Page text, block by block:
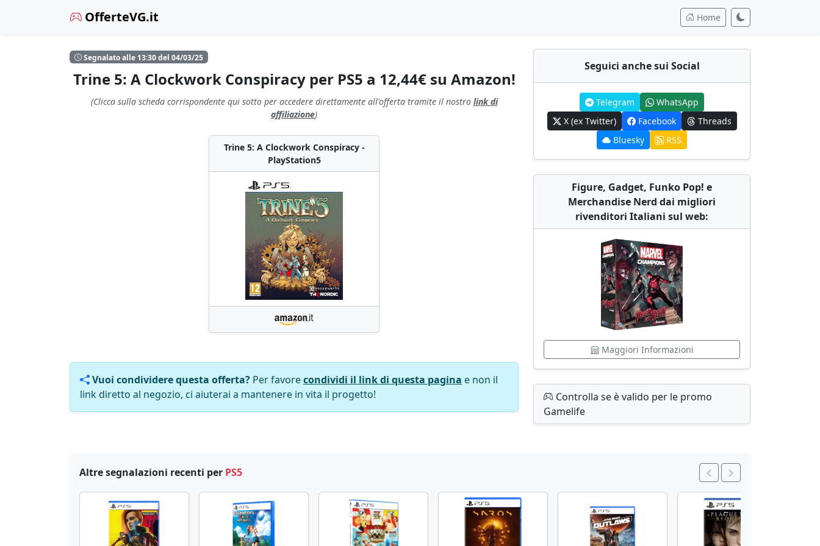
OfferteVG.it Home
Segnalato alle 13:30 del 04/03/25
Trine 5: A Clockwork Conspiracy per PS5 a 12,44€ su Amazon!
(Clicca sulla scheda corrispondente qui sotto per accedere direttamente all'offerta tramite il nostro link di
affiliazione)
Trine 5: A Clockwork Conspiracy -
PlayStation5
Vuoi condividere questa offerta? Per favorecondividi il link di questa pagina e non il
link diretto al negozio, ci aiuterai a mantenere in vita il progetto!
Seguici anche sui Social
Telegram
WhatsApp
X (ex Twitter)
Facebook
Threads
Bluesky
RSS
Figure, Gadget, Funko Pop! e
Merchandise Nerd dai migliori
rivenditori Italiani sul web:
Maggiori Informazioni
Controlla se è valido per le promo
Gamelife
Altre segnalazioni recenti per PS5